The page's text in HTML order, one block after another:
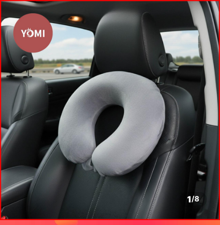
1/8